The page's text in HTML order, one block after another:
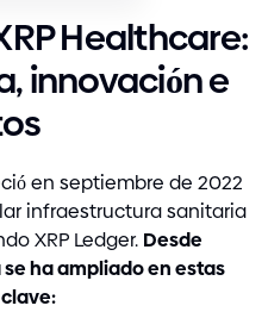
Healthcare:
innovación e
en septiembre de 2022
infraestructura sanitaria
XRP Ledger. Desde
ha ampliado en estas